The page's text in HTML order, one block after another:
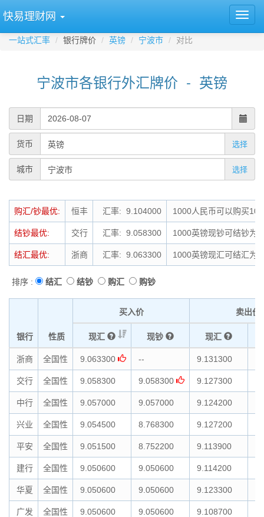
快易理财网
一站式汇率 银行牌价 英镑 宁波市 对比
宁波市各银行外汇牌价 - 英镑
日期
货币 选择
城市 选择
购汇/钞最优: 恒丰 汇率: 9.104000 1000人民币可以购买
结钞最优: 交行 汇率: 9.058300 1000英镑现钞可结钞为
结汇最优: 浙商 汇率: 9.063300 1000英镑现汇可结汇为
排序 : 结汇 结钞 购汇 购钞
银行 性质
买入价 卖出价
现汇 现钞 现汇
浙商 全国性 9.063300 -- 9.131300
交行 全国性 9.058300 9.058300 9.127300
中行 全国性 9.057000 9.057000 9.124200
兴业 全国性 9.054500 8.768300 9.127200
平安 全国性 9.051500 8.752200 9.113900
建行 全国性 9.050600 9.050600 9.114200
华夏 全国性 9.050600 9.050600 9.123300
广发 全国性 9.050600 9.050600 9.108700